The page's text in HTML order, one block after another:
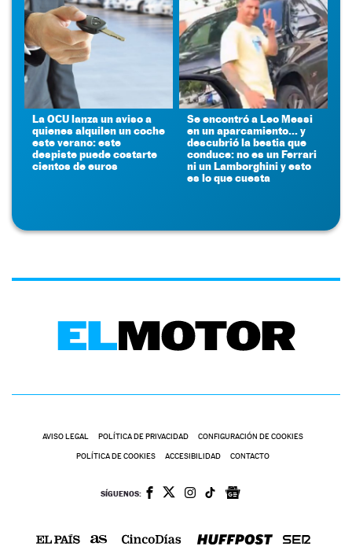
La OCU lanza un aviso a
quienes alquilen un coche
este verano: este
despiste puede costarte
cientos de euros
Se encontró a Leo Messi
en un aparcamiento... y
descubrió la bestia que
conduce: no es un Ferrari
ni un Lamborghini y esto
es lo que cuesta
AVISO LEGAL POLÍTICA DE PRIVACIDAD CONFIGURACIÓN DE COOKIES
POLÍTICA DE COOKIES ACCESIBILIDAD CONTACTO
SÍGUENOS: